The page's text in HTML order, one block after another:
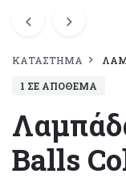
ΚΑΤΆΣΤΗΜΑ
1 ΣΕ ΑΠΌΘΕΜΑ
Balls